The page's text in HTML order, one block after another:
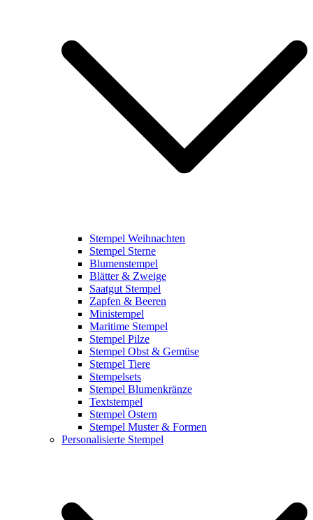
Stempel Weihnachten
Stempel Sterne
Blumenstempel
Blätter & Zweige
Saatgut Stempel
Zapfen & Beeren
Ministempel
Maritime Stempel
Stempel Pilze
Stempel Obst & Gemüse
Stempel Tiere
Stempelsets
Stempel Blumenkränze
Textstempel
Stempel Ostern
Stempel Muster & Formen
Personalisierte Stempel